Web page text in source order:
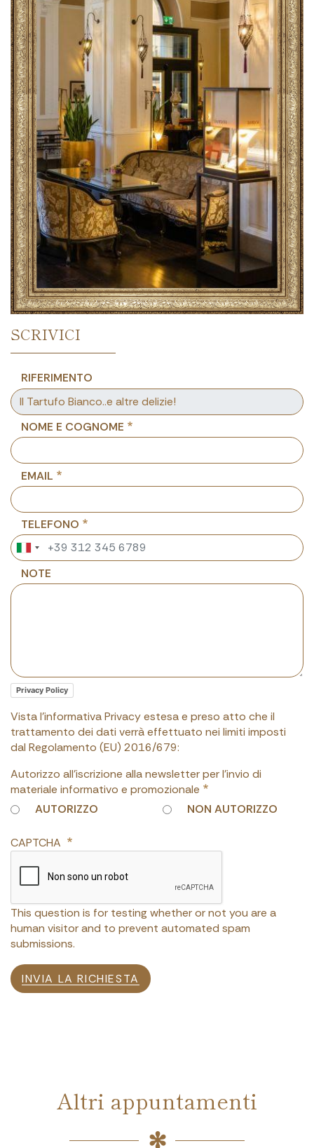
SCRIVICI
RIFERIMENTO
NOME E COGNOME
EMAIL
TELEFONO
NOTE
Privacy Policy
Vista l'informativa Privacy estesa e preso atto che il
trattamento dei dati verrà effettuato nei limiti imposti
dal Regolamento (EU) 2016/679:
Autorizzo all'iscrizione alla newsletter per l'invio di
materiale informativo e promozionale
AUTORIZZO
NON AUTORIZZO
CAPTCHA
This question is for testing whether or not you are a
human visitor and to prevent automated spam
submissions.
INVIA LA RICHIESTA
Altri appuntamenti